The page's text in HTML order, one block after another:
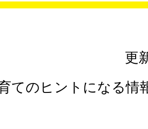
更
てのヒントになる情